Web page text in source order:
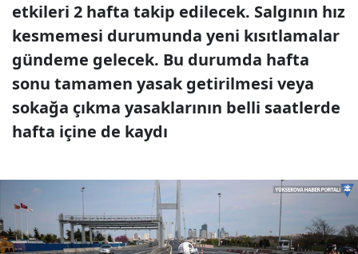
etkileri 2 hafta takip edilecek. Salgının hız
kesmemesi durumunda yeni kısıtlamalar
gündeme gelecek. Bu durumda hafta
sonu tamamen yasak getirilmesi veya
sokağa çıkma yasaklarının belli saatlerde
hafta içine de kaydı